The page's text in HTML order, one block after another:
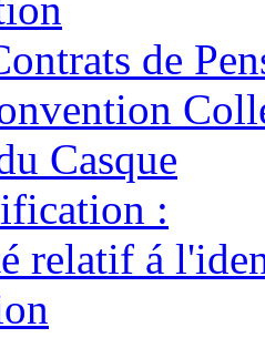
de
Casque
:
relatif á